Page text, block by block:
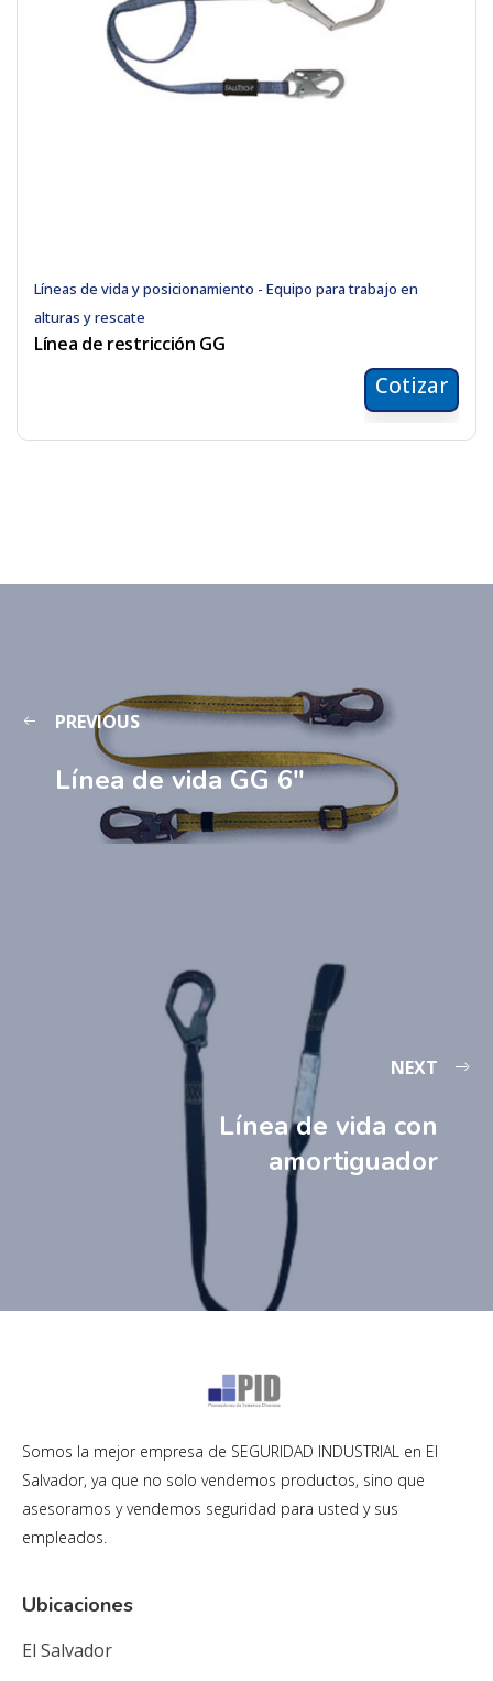
Líneas de vida y posicionamiento - Equipo para trabajo en
alturas y rescate
Línea de restricción GG
Cotizar
PREVIOUS
Línea de vida GG 6″
NEXT
Línea de vida con
amortiguador
Somos la mejor empresa de SEGURIDAD INDUSTRIAL en El
Salvador, ya que no solo vendemos productos, sino que
asesoramos y vendemos seguridad para usted y sus
empleados.
Ubicaciones
El Salvador